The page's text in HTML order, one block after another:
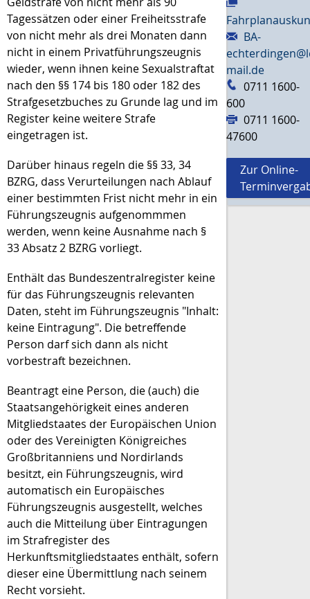
Tagessätzen oder einer Freiheitsstrafe
von nicht mehr als drei Monaten dann
nicht in einem Privatführungszeugnis
wieder, wenn ihnen keine Sexualstraftat
nach den §§ 174 bis 180 oder 182 des
Strafgesetzbuches zu Grunde lag und im
Register keine weitere Strafe
eingetragen ist.
Darüber hinaus regeln die §§ 33, 34
BZRG, dass Verurteilungen nach Ablauf
einer bestimmten Frist nicht mehr in ein
Führungszeugnis aufgenommmen
werden, wenn keine Ausnahme nach §
33 Absatz 2 BZRG vorliegt.
Enthält das Bundeszentralregister keine
für das Führungszeugnis relevanten
Daten, steht im Führungszeugnis "Inhalt:
keine Eintragung". Die betreffende
Person darf sich dann als nicht
vorbestraft bezeichnen.
Beantragt eine Person, die (auch) die
Staatsangehörigkeit eines anderen
Mitgliedstaates der Europäischen Union
oder des Vereinigten Königreiches
Großbritanniens und Nordirlands
besitzt, ein Führungszeugnis, wird
automatisch ein Europäisches
Führungszeugnis ausgestellt, welches
auch die Mitteilung über Eintragungen
im Strafregister des
Herkunftsmitgliedstaates enthält, sofern
dieser eine Übermittlung nach seinem
Recht vorsieht.
BA-
mail.de
0711 1600-
600
0711 1600-
47600
Zur Online-